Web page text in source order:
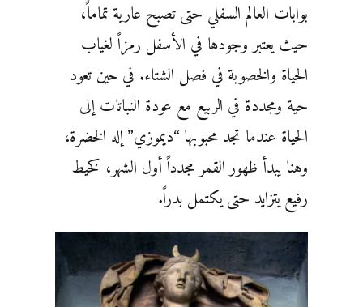
بوابات العالم السفلي حتى تصبح عارية تماماً،
حيث يعتبر وجودها في الأسفل رمزاً لغياب
الحياة والخصوبة في فصل الشتاء. في حين تعود
حية ومجددة في الربيع مع عودة النباتات إلى
الحياة عندما تجد محبوبها “ديموزي” إله الخضرة،
وهنا يبدأ ظهور القمر مجدداً أول الشهر، كخيط
رفيع يتزايد حتى يكتمل بدراً.